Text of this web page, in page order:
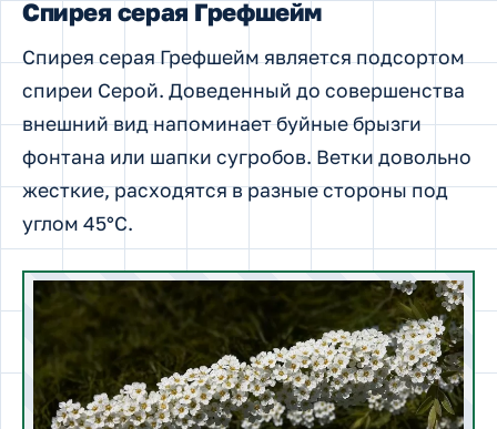
Спирея серая Грефшейм
Спирея серая Грефшейм является подсортом
спиреи Серой. Доведенный до совершенства
внешний вид напоминает буйные брызги
фонтана или шапки сугробов. Ветки довольно
жесткие, расходятся в разные стороны под
углом 45°C.